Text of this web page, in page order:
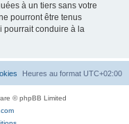
à un tiers sans votre
pourront être tenus
pourrait conduire à la
Heures au format UTC+02:00
© phpBB Limited